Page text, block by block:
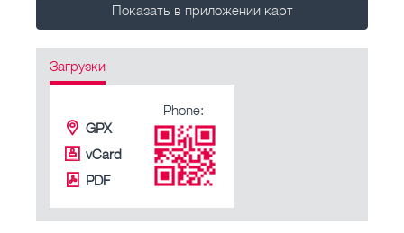
Показать в приложении карт
Загрузки
GPX
vCard
PDF
Phone: